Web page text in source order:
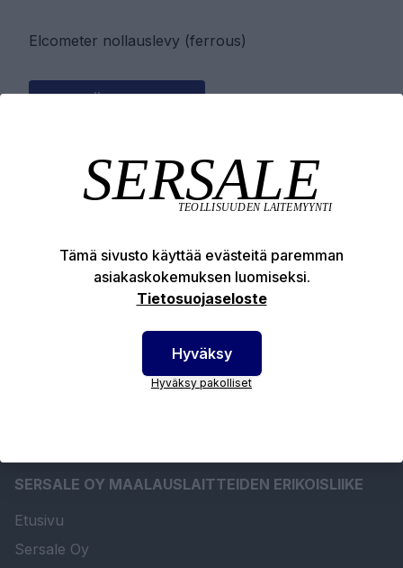
Elcometer nollauslevy (ferrous)
LISÄÄ OSTOSKORIIN
Tuotekuvaus
SERSALE OY MAALAUSLAITTEIDEN ERIKOISLIIKE
Etusivu
Sersale Oy
Tämä sivusto käyttää evästeitä paremman
asiakaskokemuksen luomiseksi.
Tietosuojaseloste
Hyväksy
Hyväksy pakolliset